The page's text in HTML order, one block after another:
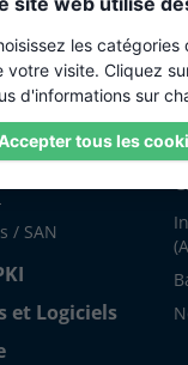
/ SAN
et Logiciels
les
votre visite. Cliquez
d'informations sur
tous les